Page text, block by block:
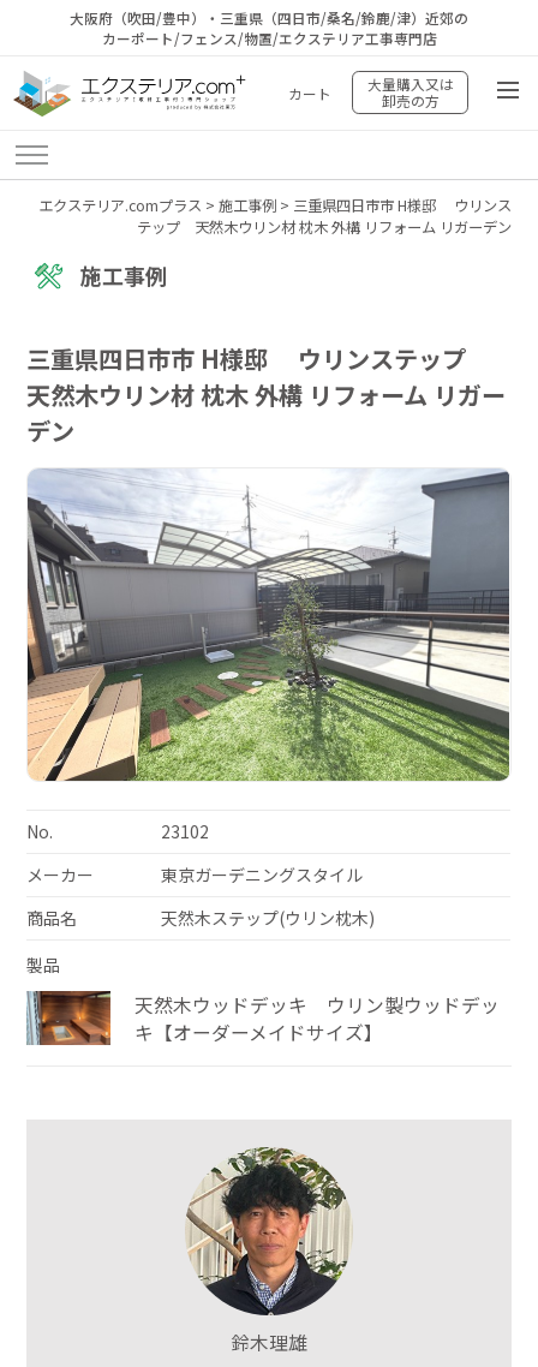
大阪府（吹田/豊中）・三重県（四日市/桑名/鈴鹿/津）近郊の
カーポート/フェンス/物置/エクステリア工事専門店
カート
大量購入又は
卸売の方
エクステリア.comプラス > 施工事例> 三重県四日市市 H様邸 ウリンス
テップ 天然木ウリン材 枕木 外構 リフォーム リガーデン
施工事例
三重県四日市市 H様邸 ウリンステップ
天然木ウリン材 枕木 外構 リフォーム リガー
デン
No.
23102
メーカー
東京ガーデニングスタイル
商品名
天然木ステップ(ウリン枕木)
製品
天然木ウッドデッキ ウリン製ウッドデッ
キ【オーダーメイドサイズ】
鈴木理雄